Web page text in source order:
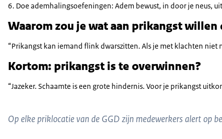
Doe ademhalingsoefeningen: Adem bewust, in door je neus,
Waarom zou je wat aan prikangst willen
“Prikangst kan iemand flink dwarszitten. Als je met klachten
Kortom: prikangst is te overwinnen?
“Jazeker. Schaamte is een grote hindernis. Voor je prikangst
Op elke priklocatie van de GGD zijn medewerkers alert op